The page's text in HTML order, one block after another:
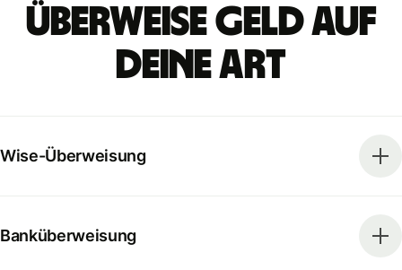
Überweise Geld auf
deine Art
Wise-Überweisung
Banküberweisung